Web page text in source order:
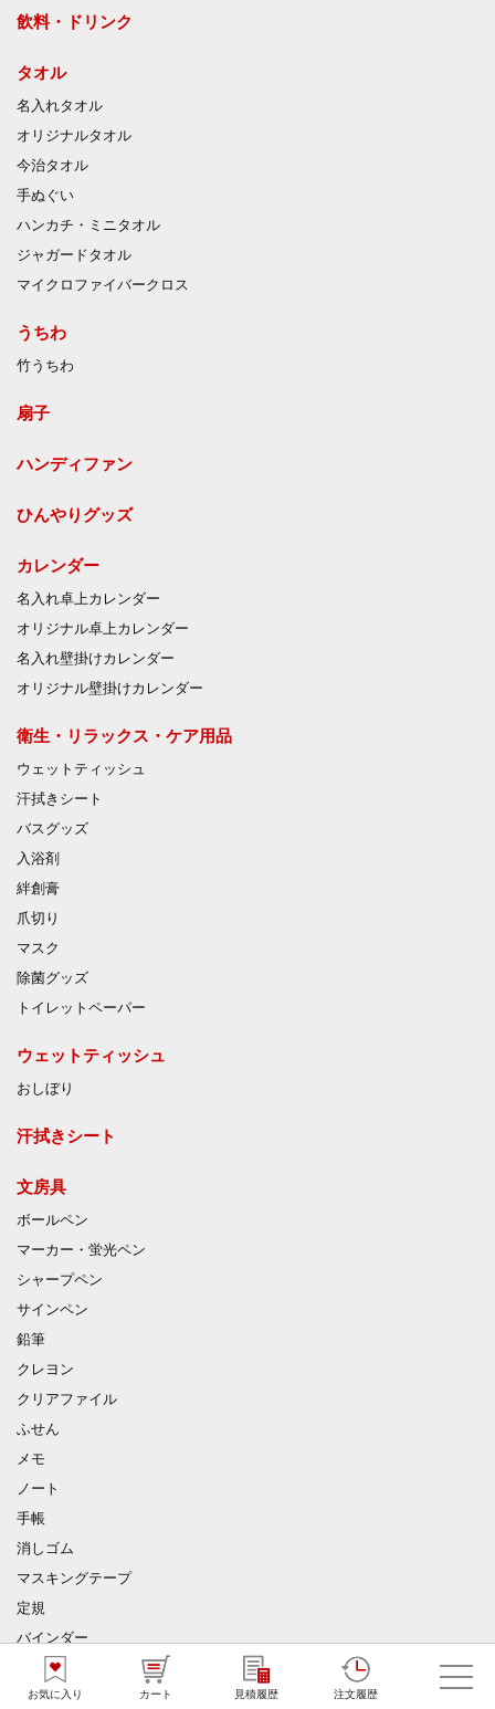
お気に入り カート 見積履歴 注文履歴
飲料・ドリンク
タオル
名入れタオル
オリジナルタオル
今治タオル
手ぬぐい
ハンカチ・ミニタオル
ジャガードタオル
マイクロファイバークロス
うちわ
竹うちわ
扇子
ハンディファン
ひんやりグッズ
カレンダー
名入れ卓上カレンダー
オリジナル卓上カレンダー
名入れ壁掛けカレンダー
オリジナル壁掛けカレンダー
衛生・リラックス・ケア用品
ウェットティッシュ
汗拭きシート
バスグッズ
入浴剤
絆創膏
爪切り
マスク
除菌グッズ
トイレットペーパー
ウェットティッシュ
おしぼり
汗拭きシート
文房具
ボールペン
マーカー・蛍光ペン
シャープペン
サインペン
鉛筆
クレヨン
クリアファイル
ふせん
メモ
ノート
手帳
消しゴム
マスキングテープ
定規
バインダー
下敷き